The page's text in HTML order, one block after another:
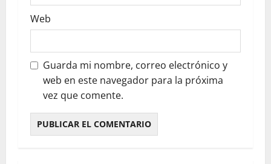
Web
Guarda mi nombre, correo electrónico y
web en este navegador para la próxima
vez que comente.